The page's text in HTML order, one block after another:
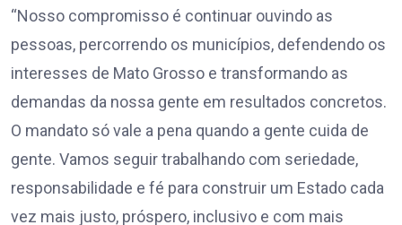
“Nosso compromisso é continuar ouvindo as
pessoas, percorrendo os municípios, defendendo os
interesses de Mato Grosso e transformando as
demandas da nossa gente em resultados concretos.
O mandato só vale a pena quando a gente cuida de
gente. Vamos seguir trabalhando com seriedade,
responsabilidade e fé para construir um Estado cada
vez mais justo, próspero, inclusivo e com mais